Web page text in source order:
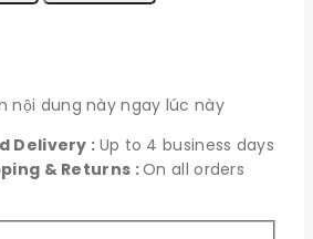
nội dung này ngay lúc này
Delivery : Up to 4 business days
& Returns :On all orders